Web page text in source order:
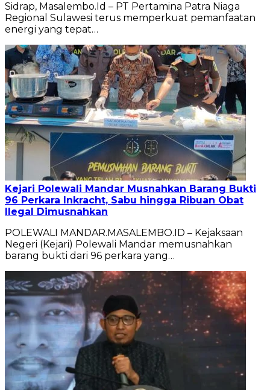
Sidrap, Masalembo.Id – PT Pertamina Patra Niaga
Regional Sulawesi terus memperkuat pemanfaatan
energi yang tepat…
Kejari Polewali Mandar Musnahkan Barang Bukti
96 Perkara Inkracht, Sabu hingga Ribuan Obat
Ilegal Dimusnahkan
POLEWALI MANDAR.MASALEMBO.ID – Kejaksaan
Negeri (Kejari) Polewali Mandar memusnahkan
barang bukti dari 96 perkara yang…